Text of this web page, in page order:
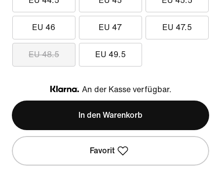
EU 46 EU 47 EU 47.5
EU 48.5 EU 49.5
Klarna
An der Kasse verfügbar.
In den Warenkorb
Favorit